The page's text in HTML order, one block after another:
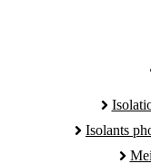
Isolants